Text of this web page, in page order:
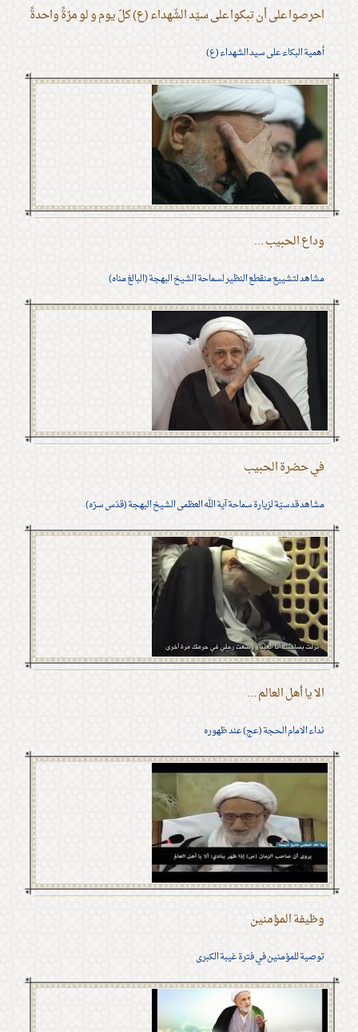
احرصوا على أن تبكوا على سيّد الشّهداء (ع) كلّ يوم و لو مرّةً واحدةً
أهمية البكاء على سيد الشهداء (ع)
وداع الحبيب ...
مشاهد لتشييع منقطع النظير لسماحة الشيخ البهجة (البالغ مناه)
في حضرة الحبيب
مشاهد قدسيّة لزيارة سماحة آية الله العظمى الشيخ البهجة (قدّس سرّه)
الا يا أهل العالم ...
نداء الامام الحجة (عج) عند ظهوره
وظيفة المؤمنين
توصية للمؤمنين في فترة غيبة الكبرى